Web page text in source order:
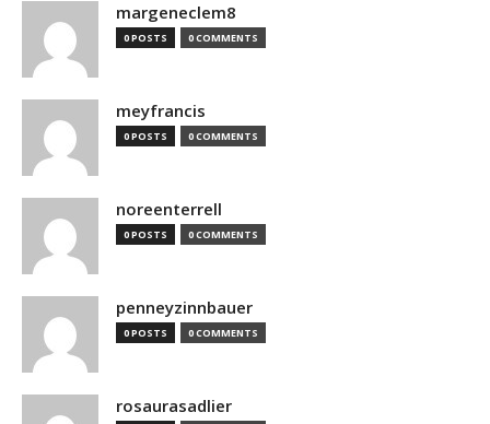
margeneclem8
0 POSTS 0 COMMENTS
meyfrancis
0 POSTS 0 COMMENTS
noreenterrell
0 POSTS 0 COMMENTS
penneyzinnbauer
0 POSTS 0 COMMENTS
rosaurasadlier